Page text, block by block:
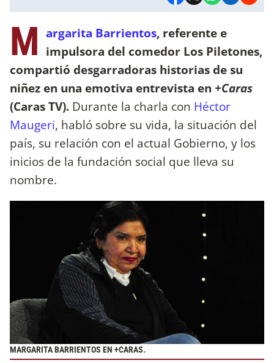
M argarita Barrientos, referente e
impulsora del comedor Los Piletones,
compartió desgarradoras historias de su
niñez en una emotiva entrevista en +Caras
(Caras TV). Durante la charla con Héctor
Maugeri, habló sobre su vida, la situación del
país, su relación con el actual Gobierno, y los
inicios de la fundación social que lleva su
nombre.
MARGARITA BARRIENTOS EN +CARAS.